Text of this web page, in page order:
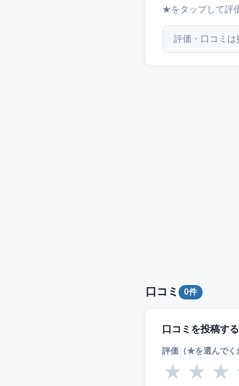
★をタップして評
評価・口コミは
口コミ 0件
口コミを投稿する
評価（★を選んでく
★ ★ ★